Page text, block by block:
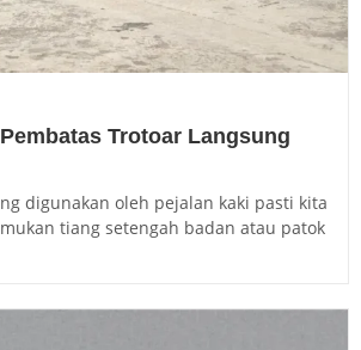
Trotoar Langsung
digunakan oleh pejalan kaki pasti kita
tiang setengah badan atau patok